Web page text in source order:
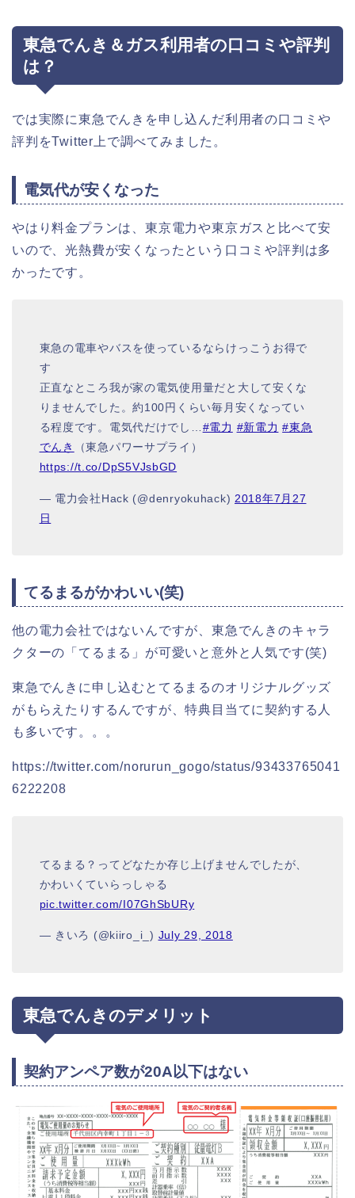
東急でんき＆ガス利用者の口コミや評判
は？
では実際に東急でんきを申し込んだ利用者の口コミや
評判をTwitter上で調べてみました。
電気代が安くなった
やはり料金プランは、東京電力や東京ガスと比べて安
いので、光熱費が安くなったという口コミや評判は多
かったです。
東急の電車やバスを使っているならけっこうお得で
す
正直なところ我が家の電気使用量だと大して安くな
りませんでした。約100円くらい毎月安くなってい
る程度です。電気代だけでし… #電力 #新電力 #東急
でんき
（東急パワーサプライ）
https://t.co/DpS5VJsbGD
— 電力会社Hack (@denryokuhack) 2018年7月27
日
てるまるがかわいい(笑)
他の電力会社ではないんですが、東急でんきのキャラ
クターの「てるまる」が可愛いと意外と人気です(笑)
東急でんきに申し込むとてるまるのオリジナルグッズ
がもらえたりするんですが、特典目当てに契約する人
も多いです。。。
https://twitter.com/norurun_gogo/status/93433765041
6222208
てるまる？ってどなたか存じ上げませんでしたが、
かわいくていらっしゃる
pic.twitter.com/I07GhSbURy
— きいろ (@kiiro_i_) July 29, 2018
東急でんきのデメリット
契約アンペア数が20A以下はない